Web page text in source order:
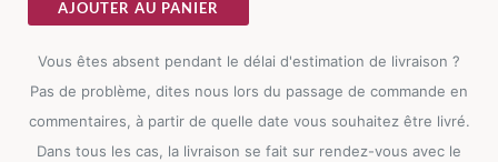
50cm
AJOUTER AU PANIER
Vous êtes absent pendant le délai d'estimation de livraison ?
Pas de problème, dites nous lors du passage de commande en
commentaires, à partir de quelle date vous souhaitez être livré.
Dans tous les cas, la livraison se fait sur rendez-vous avec le